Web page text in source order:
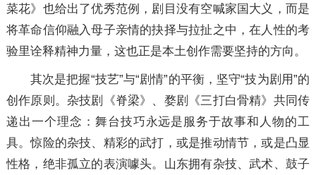
菜花》也给出了优秀范例，剧目没有空喊家国大义，而是
将革命信仰融入母子亲情的抉择与拉扯之中，在人性的考
验里诠释精神力量，这也正是本土创作需要坚持的方向。
其次是把握“技艺”与“剧情”的平衡，坚守“技为剧用”的
创作原则。杂技剧《脊梁》、婺剧《三打白骨精》共同传
递出一个理念：舞台技巧永远是服务于故事和人物的工
具。惊险的杂技、精彩的武打，或是推动情节，或是凸显
性格，绝非孤立的表演噱头。山东拥有杂技、武术、鼓子